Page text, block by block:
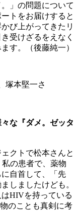
」の問題について
トをお届けすると
び上がってきたリ
受けざるをえなく
す。（後藤純一）
塚本堅一さ
な『ダメ。ゼッタ
クトで松本さんと
の患者で、薬物
自首して、「先
しましたけども。
HIVを持っている
のことも真剣に考